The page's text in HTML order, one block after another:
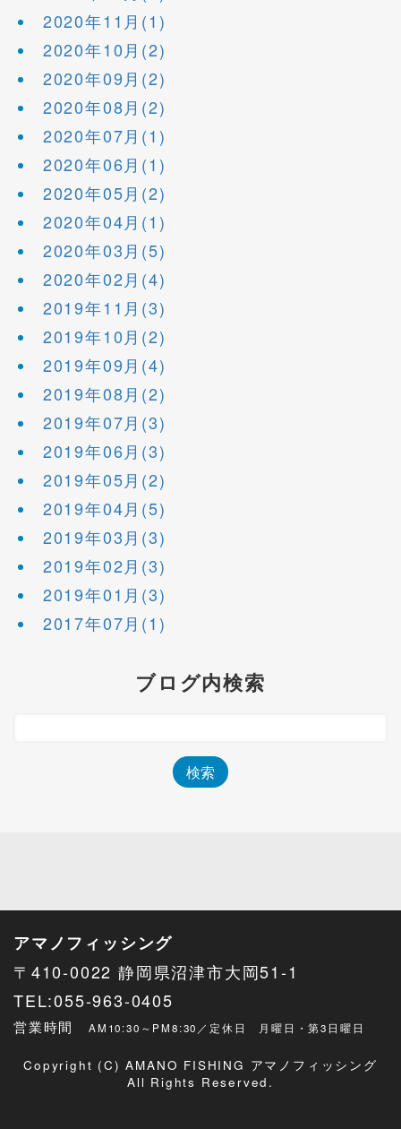
2020年11月(1)
2020年10月(2)
2020年09月(2)
2020年08月(2)
2020年07月(1)
2020年06月(1)
2020年05月(2)
2020年04月(1)
2020年03月(5)
2020年02月(4)
2019年11月(3)
2019年10月(2)
2019年09月(4)
2019年08月(2)
2019年07月(3)
2019年06月(3)
2019年05月(2)
2019年04月(5)
2019年03月(3)
2019年02月(3)
2019年01月(3)
2017年07月(1)
ブログ内検索
アマノフィッシング
〒410-0022 静岡県沼津市大岡51-1
TEL:055-963-0405
営業時間 AM10:30～PM8:30／定休日 月曜日・第3日曜日
Copyright (C) AMANO FISHING アマノフィッシング
All Rights Reserved.